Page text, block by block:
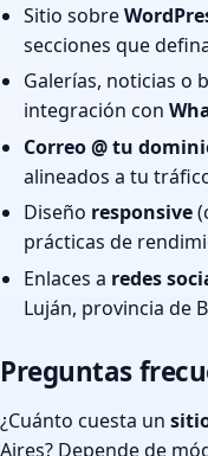
Sitio sobre
secciones que
Galerías, noticias o
integración con
Correo @ tu
alineados a tu
Diseño responsive
prácticas de
Enlaces a redes
Luján, provincia de
Preguntas
¿Cuánto cuesta un
Aires? Depende de